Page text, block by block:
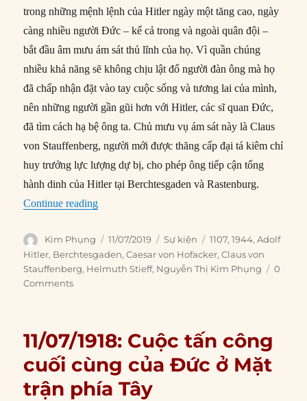
trong những mệnh lệnh của Hitler ngày một tăng cao, ngày
càng nhiều người Đức – kể cả trong và ngoài quân đội –
bắt đầu âm mưu ám sát thủ lĩnh của họ. Vì quần chúng
nhiều khả năng sẽ không chịu lật đổ người đàn ông mà họ
đã chấp nhận đặt vào tay cuộc sống và tương lai của mình,
nên những người gần gũi hơn với Hitler, các sĩ quan Đức,
đã tìm cách hạ bệ ông ta. Chủ mưu vụ ám sát này là Claus
von Stauffenberg, người mới được thăng cấp đại tá kiêm chỉ
huy trưởng lực lượng dự bị, cho phép ông tiếp cận tổng
hành dinh của Hitler tại Berchtesgaden và Rastenburg.
Continue reading“11/07/1944: Âm mưu ám sát Hitler”
Author
Kim Phụng
Posted
on
11/07/2019 Categories
Sự kiện Tags
1107,1944,Adolf
Hitler, Berchtesgaden,Caesar von Hofacker,Claus von
Stauffenberg, Helmuth Stieff, Nguyễn Thị Kim Phụng
0
Comments
11/07/1918: Cuộc tấn công
cuối cùng của Đức ở Mặt
trận phía Tây